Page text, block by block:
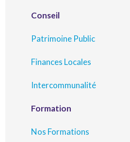
Conseil
Patrimoine Public
Finances Locales
Intercommunalité
Formation
Nos Formations